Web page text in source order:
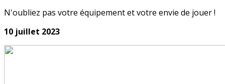
N'oubliez pas votre équipement et votre envie de jouer !
10 juillet 2023